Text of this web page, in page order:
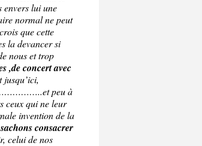
envers lui une
normal ne peut
que cette
la devancer si
nous et trop
,de concert avec
jusqu’ici,
peu à
ceux qui ne leur
invention de la
sachons consacrer
celui de nos